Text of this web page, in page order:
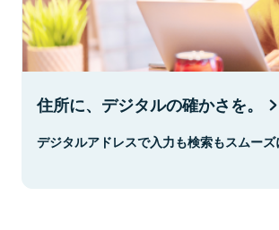
住所に、デジタルの確かさを。
デジタルアドレスで入力も検索もスムーズ